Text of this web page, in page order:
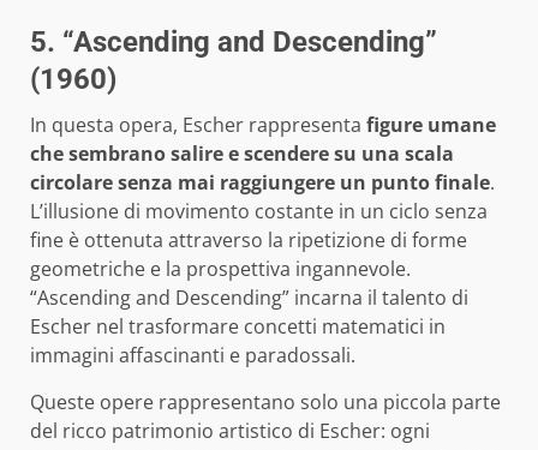
5. “Ascending and Descending”
(1960)
In questa opera, Escher rappresenta figure umane
che sembrano salire e scendere su una scala
circolare senza mai raggiungere un punto finale.
L’illusione di movimento costante in un ciclo senza
fine è ottenuta attraverso la ripetizione di forme
geometriche e la prospettiva ingannevole.
“Ascending and Descending” incarna il talento di
Escher nel trasformare concetti matematici in
immagini affascinanti e paradossali.
Queste opere rappresentano solo una piccola parte
del ricco patrimonio artistico di Escher: ogni